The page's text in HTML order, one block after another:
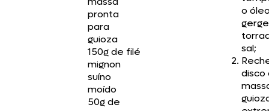
pronta
para
guioza
150g de filé
mignon
suíno
moído
50g de
o
sal;
disco